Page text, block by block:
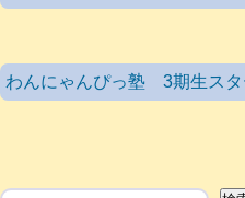
わんにゃんぴっ塾 3期生スタ